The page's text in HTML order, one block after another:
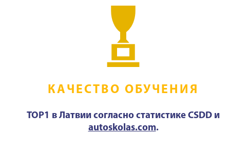
КАЧЕСТВО ОБУЧЕНИЯ
TOP1 в Латвии согласно статистике CSDD и
autoskolas.com.